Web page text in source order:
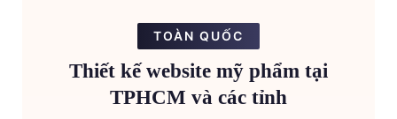
TOÀN QUỐC
Thiết kế website mỹ phẩm tại
TPHCM và các tỉnh